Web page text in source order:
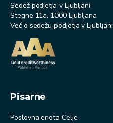
Sedež podjetja v Ljubljani
Stegne 11a, 1000 Ljubljana
Več o sedežu podjetja v Ljubljani
Pisarne
Poslovna enota Celje